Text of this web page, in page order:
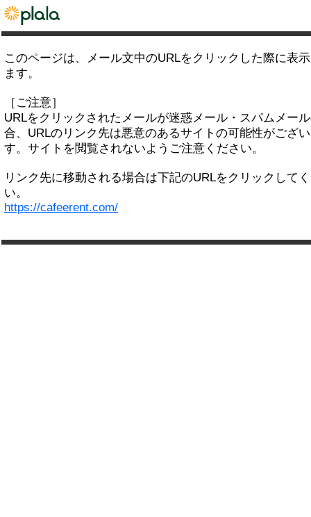
このページは、メール文中のURLをクリックした際に表
ます。
［ご注意］
URLをクリックされたメールが迷惑メール・スパムメー
合、URLのリンク先は悪意のあるサイトの可能性がござ
す。サイトを閲覧されないようご注意ください。
リンク先に移動される場合は下記のURLをクリックして
い。
https://cafeerent.com/